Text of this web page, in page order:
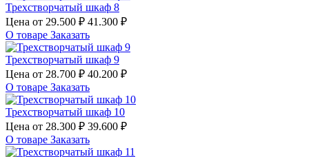
Трехстворчатый шкаф 8
Цена от 29.500 ₽ 41.300 ₽
О товаре Заказать
Трехстворчатый шкаф 9
Цена от 28.700 ₽ 40.200 ₽
О товаре Заказать
Трехстворчатый шкаф 10
Цена от 28.300 ₽ 39.600 ₽
О товаре Заказать